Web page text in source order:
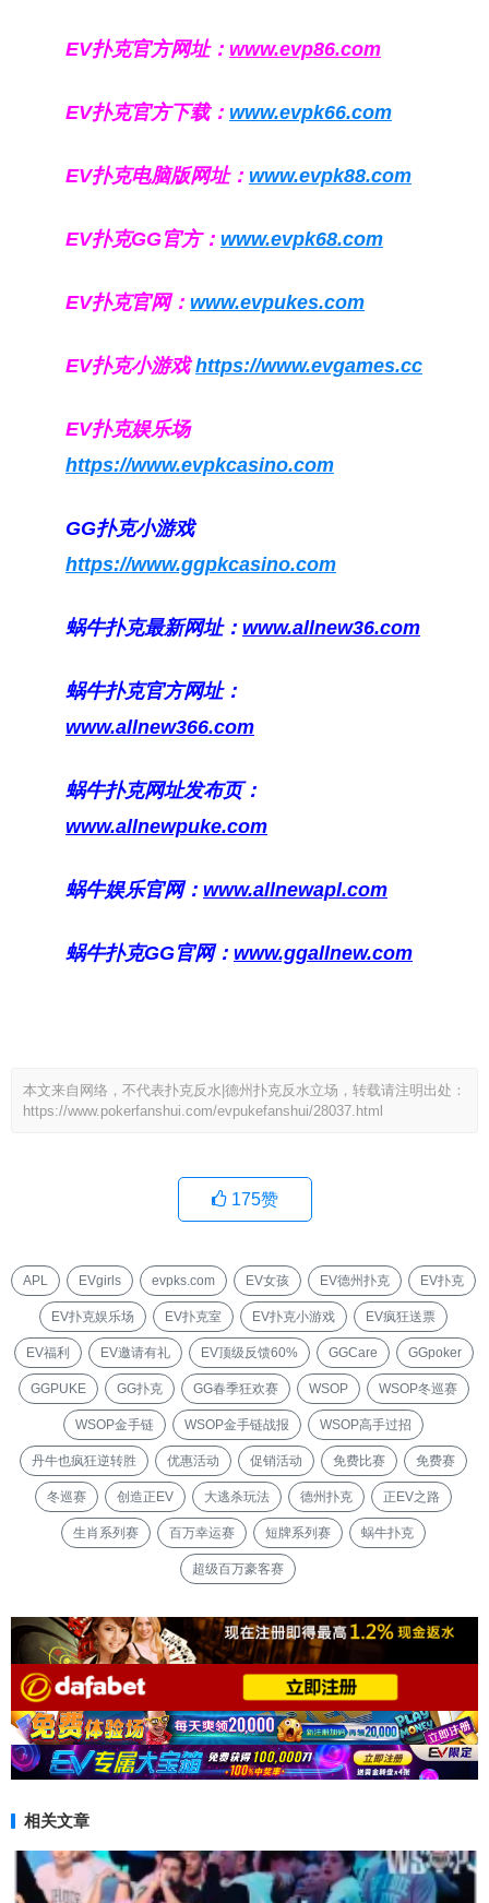
EV扑克官方网址： www.evp86.com
EV扑克官方下载： www.evpk66.com
EV扑克电脑版网址： www.evpk88.com
EV扑克GG官方： www.evpk68.com
EV扑克官网： www.evpukes.com
EV扑克小游戏https://www.evgames.cc
EV扑克娱乐场
https://www.evpkcasino.com
GG扑克小游戏
https://www.ggpkcasino.com
蜗牛扑克最新网址： www.allnew36.com
蜗牛扑克官方网址：
www.allnew366.com
蜗牛扑克网址发布页：
www.allnewpuke.com
蜗牛娱乐官网： www.allnewapl.com
蜗牛扑克GG官网： www.ggallnew.com
本文来自网络，不代表扑克反水|德州扑克反水立场，转载请注明出处：
https://www.pokerfanshui.com/evpukefanshui/28037.html
175赞
APL EVgirls evpks.com EV女孩 EV德州扑克 EV扑克
EV扑克娱乐场 EV扑克室 EV扑克小游戏 EV疯狂送票
EV福利 EV邀请有礼 EV顶级反馈60% GGCare GGpoker
GGPUKE GG扑克 GG春季狂欢赛 WSOP WSOP冬巡赛
WSOP金手链 WSOP金手链战报 WSOP高手过招
丹牛也疯狂逆转胜 优惠活动 促销活动 免费比赛 免费赛
冬巡赛 创造正EV 大逃杀玩法 德州扑克 正EV之路
生肖系列赛 百万幸运赛 短牌系列赛 蜗牛扑克
超级百万豪客赛
相关文章